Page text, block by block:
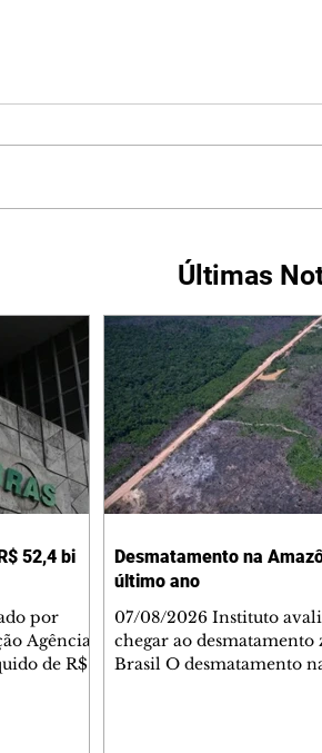
Últimas
52,4 bi
por
Agência
de R$
Desmatamento na
último ano
07/08/2026 Instituto
chegar ao desmatamento
Brasil O desmatamento